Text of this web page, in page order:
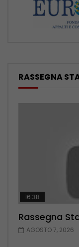
RASSEGNA
16:38
Rassegna
AGOSTO 7, 2026
17:38
Rassegna
AGOSTO 6, 2026